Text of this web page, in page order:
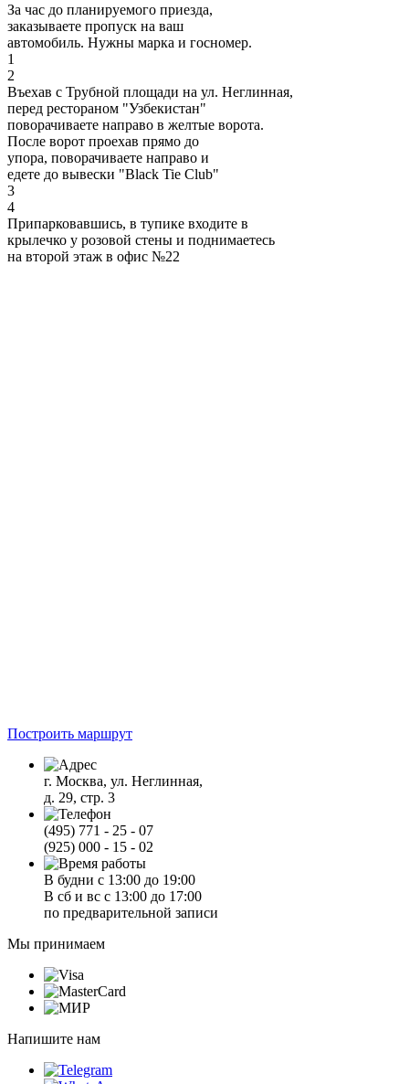
За час до планируемого приезда,
заказываете пропуск на ваш
автомобиль. Нужны марка и госномер.
1
2
Въехав с Трубной площади на ул. Неглинная,
перед рестораном "Узбекистан"
поворачиваете направо в желтые ворота.
После ворот проехав прямо до
упора, поворачиваете направо и
едете до вывески "Black Tie Club"
3
4
Припарковавшись, в тупике входите в
крылечко у розовой стены и поднимаетесь
на второй этаж в офис №22
Построить маршрут
г. Москва, ул. Неглинная,
д. 29, стр. 3
(495) 771 - 25 - 07
(925) 000 - 15 - 02
В будни с 13:00 до 19:00
В сб и вс с 13:00 до 17:00
по предварительной записи
Мы принимаем
Напишите нам